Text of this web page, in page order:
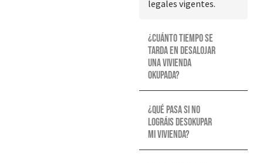
legales vigentes.
¿Cuánto tiempo se
tarda en desalojar
una vivienda
okupada?
¿Qué pasa si no
lográis desokupar
mi vivienda?